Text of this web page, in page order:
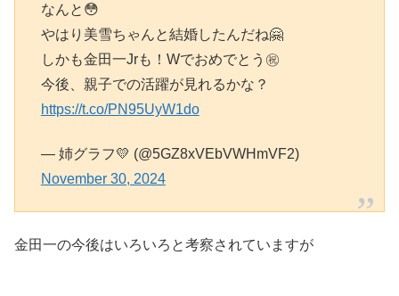
なんと😳
やはり美雪ちゃんと結婚したんだね🤗
しかも金田一Jrも！Wでおめでとう㊗️
今後、親子での活躍が見れるかな？
https://t.co/PN95UyW1do
— 姉グラフ💛 (@5GZ8xVEbVWHmVF2)
November 30, 2024
金田一の今後はいろいろと考察されていますが